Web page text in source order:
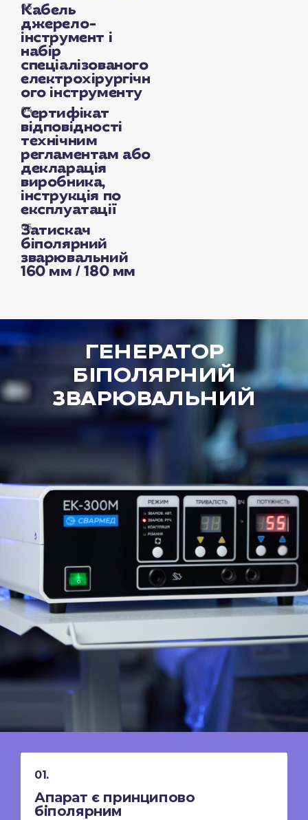
03.
Кабель
джерело-
інструмент і
набір
спеціалізованого
електрохірургічн
ого інструменту
04.
Сертифікат
відповідності
технічним
регламентам або
декларація
виробника,
інструкція по
експлуатації
05.
Затискач
біполярний
зварювальний
160 мм / 180 мм
ГЕНЕРАТОР
БІПОЛЯРНИЙ
ЗВАРЮВАЛЬНИЙ
01.
Апарат є принципово
біполярним